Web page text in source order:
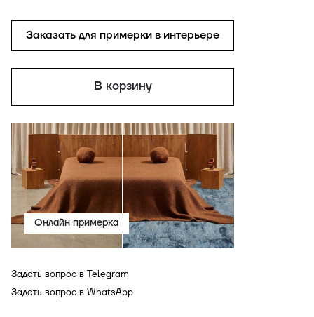
Заказать для примерки в интерьере
В корзину
Онлайн примерка
Задать вопрос в Telegram
Задать вопрос в WhatsApp